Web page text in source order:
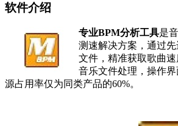
软件介绍
专业BPM分析工具是
测速解决方案，通过
文件，精准获取歌曲
音乐文件处理，操作
源占用率仅为同类产品的60%。